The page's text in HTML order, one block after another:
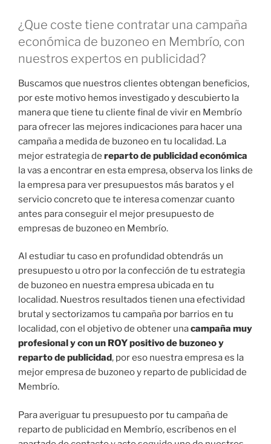
¿Que coste tiene contratar una campaña
económica de buzoneo en Membrío, con
nuestros expertos en publicidad?
Buscamos que nuestros clientes obtengan beneficios,
por este motivo hemos investigado y descubierto la
manera que tiene tu cliente final de vivir en Membrío
para ofrecer las mejores indicaciones para hacer una
campaña a medida de buzoneo en tu localidad. La
mejor estrategia de reparto de publicidad económica
la vas a encontrar en esta empresa, observa los links de
la empresa para ver presupuestos más baratos y el
servicio concreto que te interesa comenzar cuanto
antes para conseguir el mejor presupuesto de
empresas de buzoneo en Membrío.
Al estudiar tu caso en profundidad obtendrás un
presupuesto u otro por la confección de tu estrategia
de buzoneo en nuestra empresa ubicada en tu
localidad. Nuestros resultados tienen una efectividad
brutal y sectorizamos tu campaña por barrios en tu
localidad, con el objetivo de obtener unacampaña muy
profesional y con un ROY positivo de buzoneo y
reparto de publicidad, por eso nuestra empresa es la
mejor empresa de buzoneo y reparto de publicidad de
Membrío.
Para averiguar tu presupuesto por tu campaña de
reparto de publicidad en Membrío, escríbenos en el